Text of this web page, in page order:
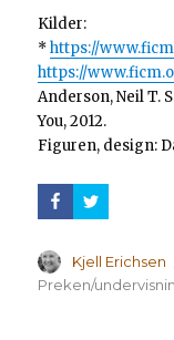
Kilder:
*https://
https://
Anderson, Neil T.
You, 2012.
Figuren, design:
Forfatter
Kjell Erichsen
Preken/